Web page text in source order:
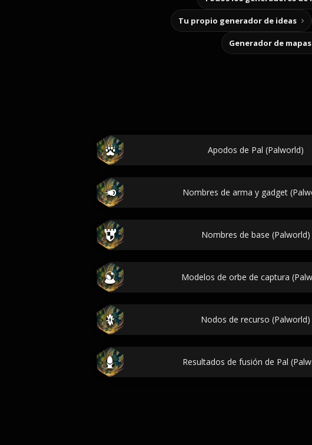
Tu propio generador de ideas
Generador de
Apodos de Pal (Palworld)
Nombres de arma y gadget
Nombres de base (Palworld)
Modelos de orbe de captura
Nodos de recurso (Palworld)
Resultados de fusión de Pal